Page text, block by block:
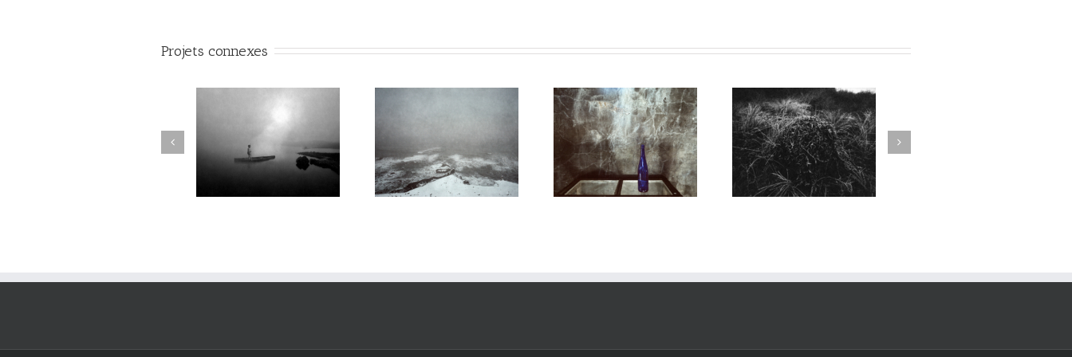
Projets connexes
Le Murmure des Égarés #28 Le Murmure des Égarés #27 Le Murmure des Égarés #25 Le Murmure des Égarés #24 Le Murmure des Égarés #23